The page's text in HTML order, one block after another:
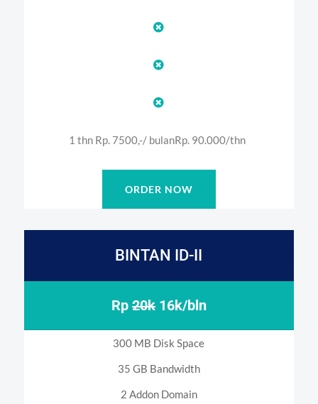



1 thn Rp. 7500,-/ bulanRp. 90.000/thn
ORDER NOW
BINTAN ID-II
Rp 20k16k/bln
300 MB Disk Space
35 GB Bandwidth
2 Addon Domain